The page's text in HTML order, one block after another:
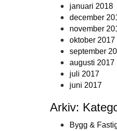
januari 2018
december
november
oktober 2017
september
augusti 2017
juli 2017
juni 2017
Arkiv:
Bygg &